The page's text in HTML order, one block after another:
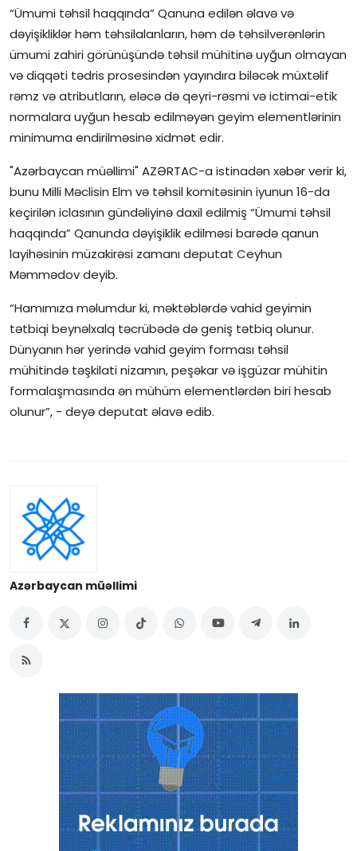
Reportaj
Pedaqogika
Regionlar
Qəzetin PDF arxivi
İctimai şura
“Ümumi təhsil haqqında” Qanuna edilən əlavə və
dəyişikliklər həm təhsilalanların, həm də təhsilverənlərin
ümumi zahiri görünüşündə təhsil mühitinə uyğun olmayan
və diqqəti tədris prosesindən yayındıra biləcək müxtəlif
rəmz və atributların, eləcə də qeyri-rəsmi və ictimai-etik
normalara uyğun hesab edilməyən geyim elementlərinin
minimuma endirilməsinə xidmət edir.
"Azərbaycan müəllimi" AZƏRTAC-a istinadən xəbər verir ki,
bunu Milli Məclisin Elm və təhsil komitəsinin iyunun 16-da
keçirilən iclasının gündəliyinə daxil edilmiş “Ümumi təhsil
haqqında” Qanunda dəyişiklik edilməsi barədə qanun
layihəsinin müzakirəsi zamanı deputat Ceyhun
Məmmədov deyib.
“Hamımıza məlumdur ki, məktəblərdə vahid geyimin
tətbiqi beynəlxalq təcrübədə də geniş tətbiq olunur.
Dünyanın hər yerində vahid geyim forması təhsil
mühitində təşkilati nizamın, peşəkar və işgüzar mühitin
formalaşmasında ən mühüm elementlərdən biri hesab
olunur”, - deyə deputat əlavə edib.
Azərbaycan müəllimi